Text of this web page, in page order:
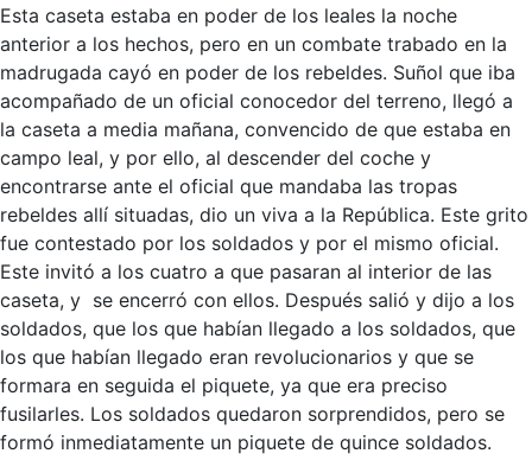
Esta caseta estaba en poder de los leales la noche
anterior a los hechos, pero en un combate trabado en la
madrugada cayó en poder de los rebeldes. Suñol que iba
acompañado de un oficial conocedor del terreno, llegó a
la caseta a media mañana, convencido de que estaba en
campo leal, y por ello, al descender del coche y
encontrarse ante el oficial que mandaba las tropas
rebeldes allí situadas, dio un viva a la República. Este grito
fue contestado por los soldados y por el mismo oficial.
Este invitó a los cuatro a que pasaran al interior de las
caseta, y se encerró con ellos. Después salió y dijo a los
soldados, que los que habían llegado a los soldados, que
los que habían llegado eran revolucionarios y que se
formara en seguida el piquete, ya que era preciso
fusilarles. Los soldados quedaron sorprendidos, pero se
formó inmediatamente un piquete de quince soldados.